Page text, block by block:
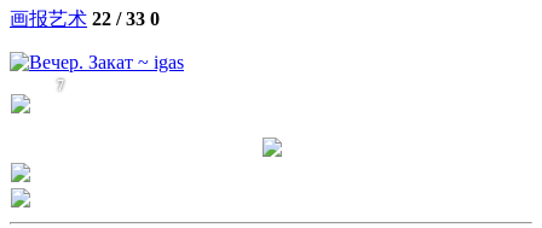
画报艺术 22 / 33 0
7